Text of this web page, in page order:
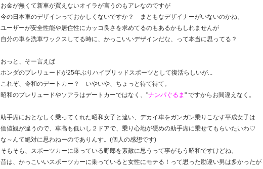
お金が無くて新車が買えないオイラが言うのもアレなのですが
今の日本車のデザインっておかしくないですか？ まともなデザイナーがいないのかね。
ユーザーが安全性能や居住性にカッコ良さを求めてるのもあるかもしれませんが
自分の車を洗車ワックスしてる時に、かっこいいデザインだな、って本当に思ってる？
おっと、そー言えば
ホンダのプレリュードが25年ぶりハイブリッドスポーツとして復活らしいが...
これぞ、令和のデートカー？ いやいや、ちょっと待て待て。
昭和のプレリュードやソアラはデートカーではなく、"ナンパぐるま " ですからお間違えなく。
助手席におとなしく乗ってくれた昭和女子と違い、デカイ車をガンガン乗りこなす平成女子は
価値観が違うので、車高も低いし２ドアで、乗り心地が硬めの助手席に乗せてもらいたいわ♡
な～んて絶対に思わねーのでありんす。(個人の感想です)
そもそも、スポーツカーに乗っている野郎を素敵に思うって事がもう昭和ですけどね。
昔は、かっこいいスポーツカーに乗っていると女性にモテる！って思った勘違い男は多かったが